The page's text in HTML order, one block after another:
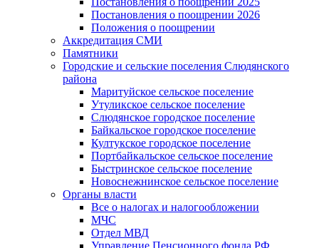
Постановления о поощрении 2026
Положения о поощрении
Аккредитация СМИ
Памятники
Городские и сельские поселения Слюдянского
района
Маритуйское сельское поселение
Утуликское сельское поселение
Слюдянское городское поселение
Байкальское городское поселение
Култукское городское поселение
Портбайкальское сельское поселение
Быстринское сельское поселение
Новоснежнинское сельское поселение
Органы власти
Все о налогах и налогообложении
МЧС
Отдел МВД
Управление Пенсионного фонда РФ